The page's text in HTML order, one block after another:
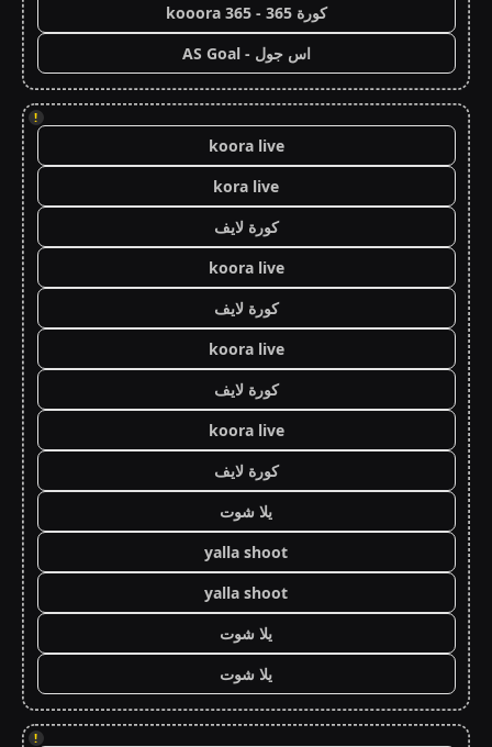
كورة 365 - kooora 365
اس جول - AS Goal
!
koora live
kora live
كورة لايف
koora live
كورة لايف
koora live
كورة لايف
koora live
كورة لايف
يلا شوت
yalla shoot
yalla shoot
يلا شوت
يلا شوت
!